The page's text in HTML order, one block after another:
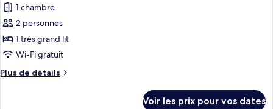
pour
ce
type
de
chambre :
Chambre
1 chambre
2 personnes
1 très grand lit
Wi-Fi gratuit
Plus de détails
Plus
Voir les prix pour vos dates